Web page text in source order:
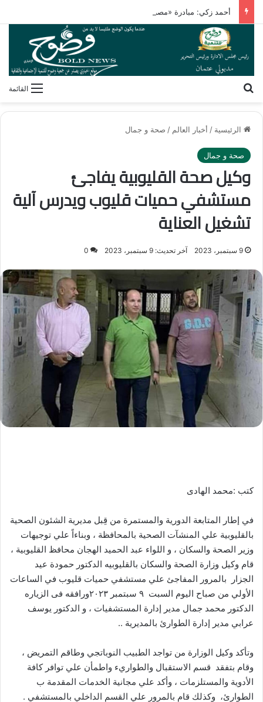
أحمد زكي: مبادرة «مصر تنطلق بالتصدير» تدعم نمو الصادرات
القائمة
الرئيسية / أخبار العالم / صحة و جمال
صحة و جمال
وكيل صحة القليوبية يفاجئ
مستشفي حميات قليوب ويدرس آلية
تشغيل العناية
9 سبتمبر، 2023 آخر تحديث: 9 سبتمبر، 2023 0
كتب :محمد الهادى
في إطار المتابعة الدورية والمستمرة من قِبل مديرية الشئون الصحية
بالقليوبية علي المنشآت الصحية بالمحافظة ، وبناءاً علي توجيهات
وزير الصحة والسكان ، و اللواء عبد الحميد الهجان محافظ القليوبية ،
قام وكيل وزارة الصحة والسكان بالقليوبيه الدكتور حمودة عيد
الجزار بالمرور المفاجئ علي مستشفي حميات قليوب في الساعات
الأولي من صباح اليوم السبت ٩ سبتمبر ٢٠٢٣ورافقه فى الزياره
الدكتور محمد جمال مدير إدارة المستشفيات ، و الدكتور يوسف
عرابي مدير إدارة الطوارئ بالمديرية ..
وتأكد وكيل الوزارة من تواجد الطبيب النوباتجي وطاقم التمريض ،
وقام بتفقد قسم الاستقبال والطواريء واطمأن علي توافر كافة
الأدوية والمستلزمات ، وأكد علي مجانية الخدمات المقدمة ب
الطوارئ، وكذلك قام بالمرور علي القسم الداخلي بالمستشفي .